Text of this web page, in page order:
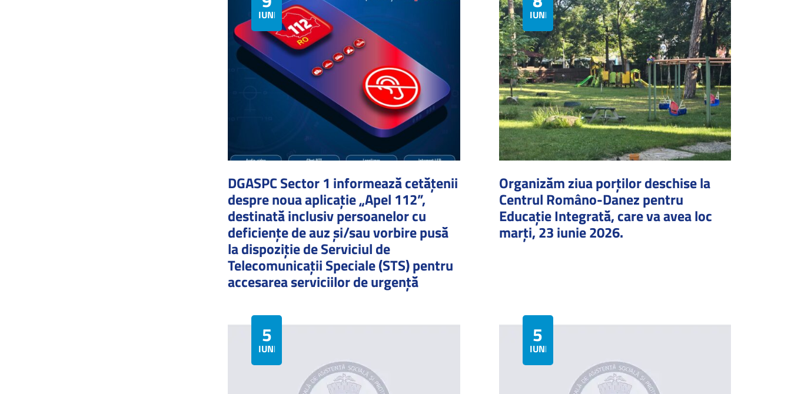
IUNIE
DGASPC Sector 1 informează cetățenii
despre noua aplicație „Apel 112”,
destinată inclusiv persoanelor cu
deficiențe de auz și/sau vorbire pusă
la dispoziție de Serviciul de
Telecomunicații Speciale (STS) pentru
accesarea serviciilor de urgență
IUNIE
Organizăm ziua porților deschise la
Centrul Româno-Danez pentru
Educație Integrată, care va avea loc
marți, 23 iunie 2026.
5
IUNIE
5
IUNIE